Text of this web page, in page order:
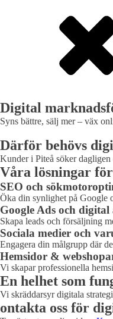
Digital
Syns bättre, sälj mer – väx
Därför behövs
Kunder i Piteå söker
Våra lösningar
SEO och
Öka din synlighet på Google
Google Ads och digital
Skapa leads och försäljning
Sociala medier och
Engagera din målgrupp där
Hemsidor &
Vi skapar professionella
En helhet som
Vi skräddarsyr digitala
ontakta oss för